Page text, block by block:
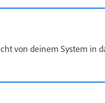
von deinem System in